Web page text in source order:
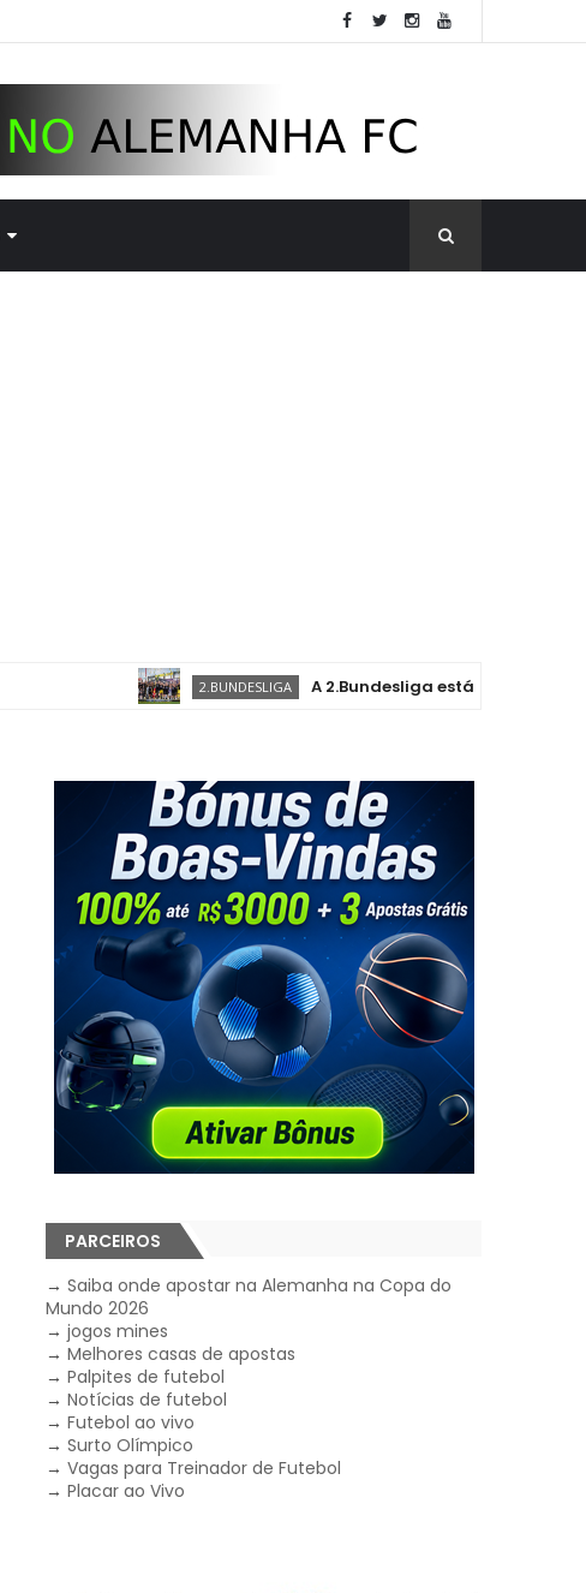
2.BUNDESLIGA A 2.Bundesliga está de volta, com novas
PARCEIROS
→Saiba onde apostar na Alemanha na Copa do
Mundo 2026
→jogos mines
→Melhores casas de apostas
→Palpites de futebol
→Notícias de futebol
→Futebol ao vivo
→Surto Olímpico
→Vagas para Treinador de Futebol
→Placar ao Vivo